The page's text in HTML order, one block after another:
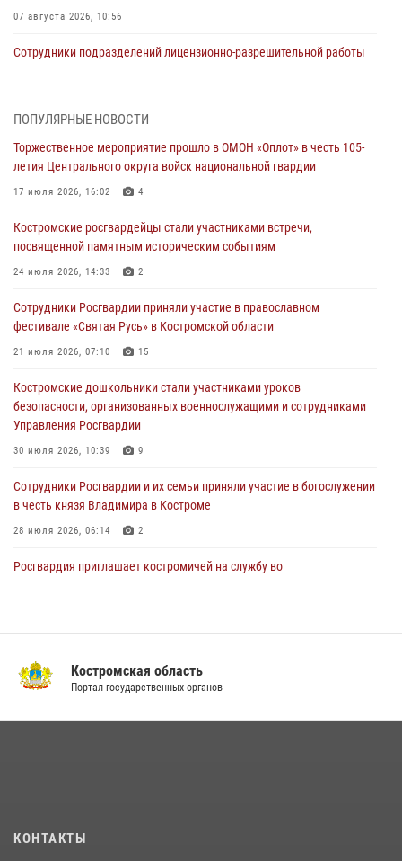
07 августа 2026, 10:56
Сотрудники подразделений лицензионно-разрешительной работы
06 августа 2026, 07:50
В Костромской области продолжается проведение акции «Каникулы
с Росгвардией»
05 августа 2026, 12:04
В Росгвардии по Костромской области проходят мероприятия,
посвященные 108-й годовщине со дня рождения генерала армии
Ивана Кирилловича Яковлева
Состоялась рабочая встреча директора Росгвардии Героя России
генерала армии Виктора Золотова с заместителем полномочного
Кавказском федеральном округе Виталием Кузнецовым
31 июля 2026, 07:08 4
Росгвардейцы знакомят костромичей со службой в ведомстве
ПОПУЛЯРНЫЕ НОВОСТИ
Торжественное мероприятие прошло в ОМОН «Оплот» в честь 105-
летия Центрального округа войск национальной гвардии
17 июля 2026, 16:02 4
Костромские росгвардейцы стали участниками встречи,
посвященной памятным историческим событиям
24 июля 2026, 14:33 2
Сотрудники Росгвардии приняли участие в православном
фестивале «Святая Русь» в Костромской области
21 июля 2026, 07:10 15
Костромские дошкольники стали участниками уроков
безопасности, организованных военнослужащими и сотрудниками
Управления Росгвардии
30 июля 2026, 10:39 9
Cотрудники Росгвардии и их семьи приняли участие в богослужении
в честь князя Владимира в Костроме
28 июля 2026, 06:14 2
Росгвардия приглашает костромичей на службу во
посвященные 108-й годовщине со дня рождения генерала армии
Ивана Кирилловича Яковлева
Костромская область
Портал государственных органов
КОНТАКТЫ